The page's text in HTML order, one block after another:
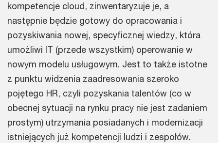
kompetencje cloud, zinwentaryzuje je, a
następnie będzie gotowy do opracowania i
pozyskiwania nowej, specyficznej wiedzy, która
umożliwi IT (przede wszystkim) operowanie w
nowym modelu usługowym. Jest to także istotne
z punktu widzenia zaadresowania szeroko
pojętego HR, czyli pozyskania talentów (co w
obecnej sytuacji na rynku pracy nie jest zadaniem
prostym) utrzymania posiadanych i modernizacji
istniejących już kompetencji ludzi i zespołów.